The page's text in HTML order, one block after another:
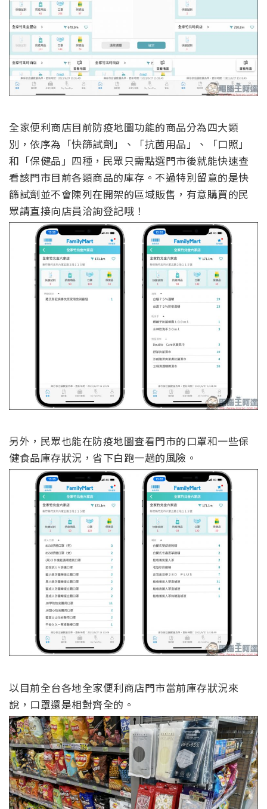
全家便利商店目前防疫地圖功能的商品分為四大類
別，依序為「快篩試劑」、「抗菌用品」、「口照」
和「保健品」四種，民眾只需點選門市後就能快速查
看該門市目前各類商品的庫存。不過特別留意的是快
篩試劑並不會陳列在開架的區域販售，有意購買的民
眾請直接向店員洽詢登記哦！
另外，民眾也能在防疫地圖查看門市的口罩和一些保
健食品庫存狀況，省下白跑一趟的風險。
以目前全台各地全家便利商店門市當前庫存狀況來
說，口罩還是相對齊全的。